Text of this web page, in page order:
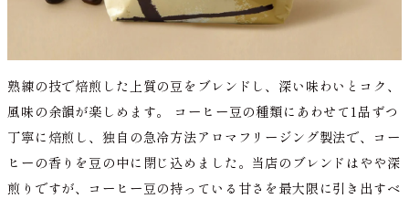
熟練の技で焙煎した上質の豆をブレンドし、深い味わいとコク、
風味の余韻が楽しめます。 コーヒー豆の種類にあわせて1品ずつ
丁寧に焙煎し、独自の急冷方法アロマフリージング製法で、コー
ヒーの香りを豆の中に閉じ込めました。当店のブレンドはやや深
煎りですが、コーヒー豆の持っている甘さを最大限に引き出すベ